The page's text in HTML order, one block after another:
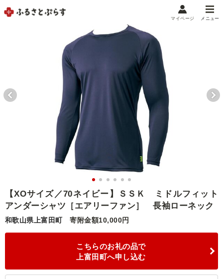
メニュー
閲覧履歴
メニュー
お礼の品から探す
お礼の品をカテゴリや金額で絞り込み
自治体から探す
ランキング
特集・おすすめ
マイページ
【XOサイズ／70ネイビー】ＳＳＫ ミドルフィット
アンダーシャツ［エアリーファン］ 長袖ローネック
和歌山県上富田町 寄附金額10,000円
こちらのお礼の品で
上富田町へ申し込む